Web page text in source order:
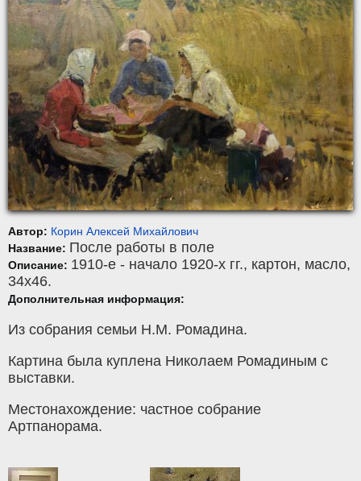
Автор: Корин Алексей Михайлович
Название: После работы в поле
Описание: 1910-е - начало 1920-х гг., картон, масло,
34x46.
Дополнительная информация:
Из собрания семьи Н.М. Ромадина.
Картина была куплена Николаем Ромадиным с
выставки.
Местонахождение: частное собрание
Артпанорама.